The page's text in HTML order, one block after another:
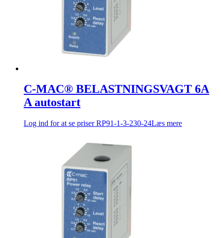
C-MAC® BELASTNINGSVAGT 6A
A autostart
Log ind for at se priserRP91-1-3-230-24Læs mere